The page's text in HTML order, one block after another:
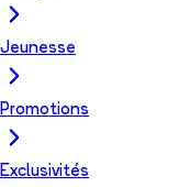
Jeunesse
Promotions
Exclusivités